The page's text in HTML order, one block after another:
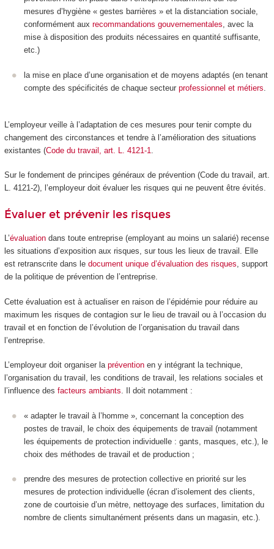
mesures d’hygiène « gestes barrières » et la distanciation sociale,
conformément aux recommandations gouvernementales, avec la
mise à disposition des produits nécessaires en quantité suffisante,
etc.)
la mise en place d’une organisation et de moyens adaptés (en tenant
compte des spécificités de chaque secteur professionnel et métiers
L’employeur veille à l’adaptation de ces mesures pour tenir compte du
changement des circonstances et tendre à l’amélioration des situations
existantes (Code du travail, art. L. 4121-1
Sur le fondement de principes généraux de prévention (Code du travail, art.
L. 4121-2), l’employeur doit évaluer les risques qui ne peuvent être évités.
Évaluer et prévenir les risques
L’évaluationdans toute entreprise (employant au moins un salarié) recense
les situations d’exposition aux risques, sur tous les lieux de travail. Elle
est retranscrite dans le document unique d’évaluation des risques, support
de la politique de prévention de l’entreprise.
Cette évaluation est à actualiser en raison de l’épidémie pour réduire au
maximum les risques de contagion sur le lieu de travail ou à l’occasion du
travail et en fonction de l’évolution de l’organisation du travail dans
l’entreprise.
L’employeur doit organiser la préventionen y intégrant la technique,
l’organisation du travail, les conditions de travail, les relations sociales et
l’influence des facteurs ambiants. Il doit notamment :
« adapter le travail à l’homme », concernant la conception des
postes de travail, le choix des équipements de travail (notamment
les équipements de protection individuelle : gants, masques, etc.), le
choix des méthodes de travail et de production ;
prendre des mesures de protection collective en priorité sur les
mesures de protection individuelle (écran d’isolement des clients,
zone de courtoisie d’un mètre, nettoyage des surfaces, limitation du
nombre de clients simultanément présents dans un magasin, etc.).